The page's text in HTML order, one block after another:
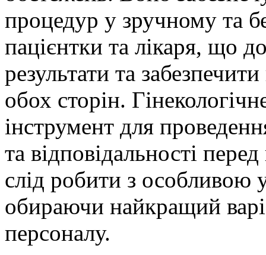
процедур у зручному та
пацієнтки та лікаря, що
результати та
обох сторін.
інструмент для
та відповідальності
слід робити з особливою
обираючи найкращий
персоналу.